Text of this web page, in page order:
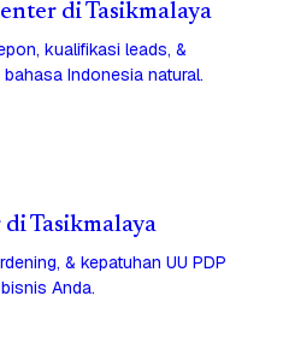
di Tasikmalaya
kualifikasi leads, &
Indonesia natural.
di Tasikmalaya
& kepatuhan UU PDP
Anda.